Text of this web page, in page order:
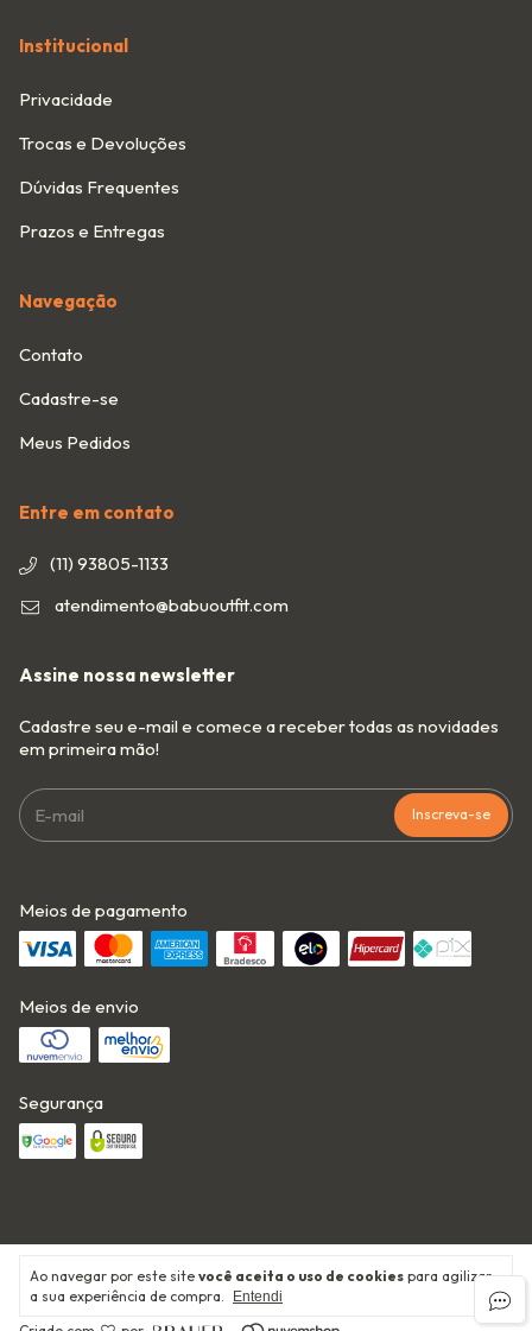
Ao navegar por este site você aceita o uso de cookies para agilizar
a sua experiência de compra.
Entendi
Institucional
Privacidade
Trocas e Devoluções
Dúvidas Frequentes
Prazos e Entregas
Navegação
Contato
Cadastre-se
Meus Pedidos
Entre em contato
(11) 93805-1133
atendimento@babuoutfit.com
Assine nossa newsletter
Cadastre seu e-mail e comece a receber todas as novidades
em primeira mão!
Meios de pagamento
Meios de envio
Segurança
Copyright Babu Outfit - 50679763000189 - 2026. Todos os direitos
reservados.